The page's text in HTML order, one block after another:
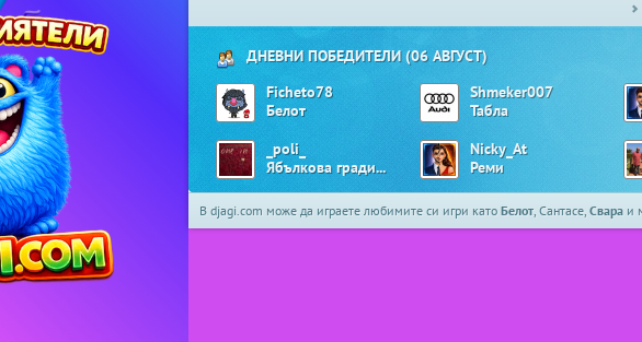
ДНЕВНИ ПОБЕДИТЕЛИ (06 АВГУСТ)
Ficheto78
Белот
Shmeker007
Табла
_poli_
Ябълкова градина
Nicky_At
Реми
В djagi.com може да играете любимите си игри като Белот, Сантасе, Свара и